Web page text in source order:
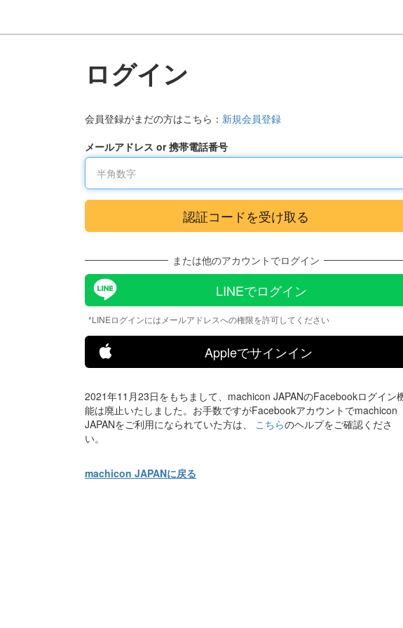
ログイン
会員登録がまだの方はこちら： 新規会員登録
メールアドレス or 携帯電話番号
または他のアカウントでログイン
LINEでログイン
*LINEログインにはメールアドレスへの権限を許可してください
Appleでサインイン
2021年11月23日をもちまして、machicon JAPANのFacebookログイン
能は廃止いたしました。お手数ですがFacebookアカウントでmachicon
JAPANをご利用になられていた方は、 こちらのヘルプをご確認くださ
い。
machicon JAPANに戻る